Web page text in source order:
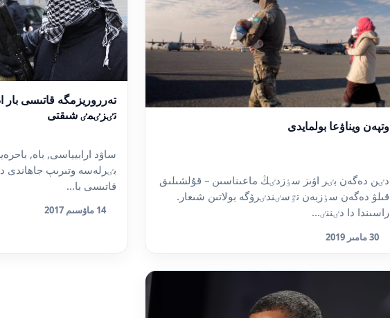
وتپەن ويناۋعا بولمايدى
دٸن دەگەن بٸر اۋىز سٶزدٸڭ ماعىناسىن – قۇلشىلىق
قىلۋ دەگەن سٶزبەن تٷسٸندٸرۋگە بولاتىن شىعار.
راسىندا دا دٸننٸ...
30 مامىر 2019
تەرروريزمگە قاتىسى بار
تٸزٸمٸ شىقتى
ساۋد ارابيياسى, باە,
بٸرلەسە وتىرىپ جاھاندى
قاتىسى با...
14 ماۋسىم 2017